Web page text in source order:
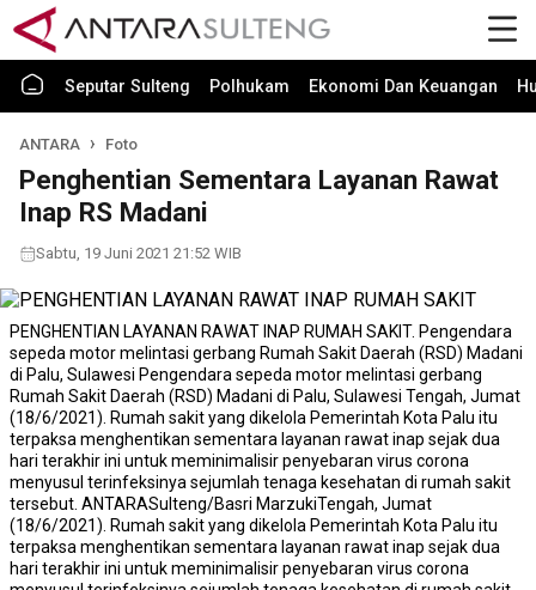
Seputar Sulteng Polhukam Ekonomi Dan Keuangan
ANTARA Foto
Penghentian Sementara Layanan Rawat
Inap RS Madani
Sabtu, 19 Juni 2021 21:52 WIB
PENGHENTIAN LAYANAN RAWAT INAP RUMAH SAKIT. Pengendara
sepeda motor melintasi gerbang Rumah Sakit Daerah (RSD) Madani
di Palu, Sulawesi Pengendara sepeda motor melintasi gerbang
Rumah Sakit Daerah (RSD) Madani di Palu, Sulawesi Tengah, Jumat
(18/6/2021). Rumah sakit yang dikelola Pemerintah Kota Palu itu
terpaksa menghentikan sementara layanan rawat inap sejak dua
hari terakhir ini untuk meminimalisir penyebaran virus corona
menyusul terinfeksinya sejumlah tenaga kesehatan di rumah sakit
tersebut. ANTARASulteng/Basri MarzukiTengah, Jumat
(18/6/2021). Rumah sakit yang dikelola Pemerintah Kota Palu itu
terpaksa menghentikan sementara layanan rawat inap sejak dua
hari terakhir ini untuk meminimalisir penyebaran virus corona